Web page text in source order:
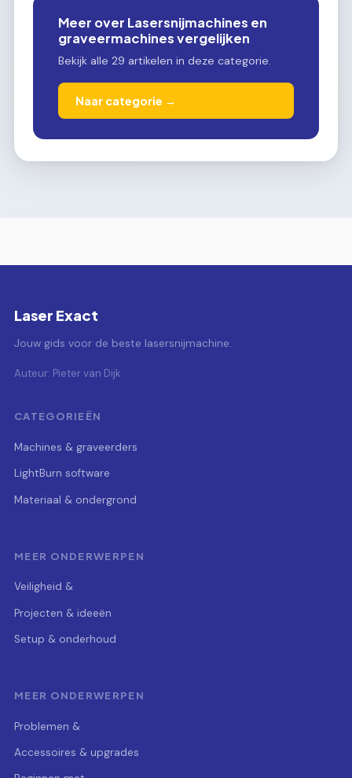
Meer over Lasersnijmachines en
graveermachines vergelijken
Bekijk alle 29 artikelen in deze categorie.
Naar categorie →
Laser Exact
Jouw gids voor de beste lasersnijmachine.
Auteur: Pieter van Dijk
CATEGORIEËN
Machines & graveerders
LightBurn software
Materiaal & ondergrond
MEER ONDERWERPEN
Veiligheid &
Projecten & ideeën
Setup & onderhoud
MEER ONDERWERPEN
Problemen &
Accessoires & upgrades